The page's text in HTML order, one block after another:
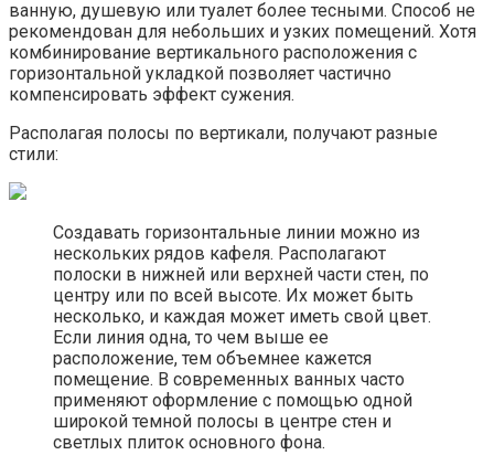
ванную, душевую или туалет более тесными. Способ не
рекомендован для небольших и узких помещений. Хотя
комбинирование вертикального расположения с
горизонтальной укладкой позволяет частично
компенсировать эффект сужения.
Располагая полосы по вертикали, получают разные
стили:
Создавать горизонтальные линии можно из
нескольких рядов кафеля. Располагают
полоски в нижней или верхней части стен, по
центру или по всей высоте. Их может быть
несколько, и каждая может иметь свой цвет.
Если линия одна, то чем выше ее
расположение, тем объемнее кажется
помещение. В современных ванных часто
применяют оформление с помощью одной
широкой темной полосы в центре стен и
светлых плиток основного фона.